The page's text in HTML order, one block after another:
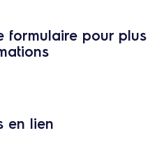
formulaire pour plus
en lien